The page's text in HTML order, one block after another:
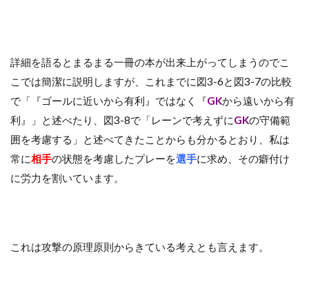
詳細を語るとまるまる一冊の本が出来上がってしまうのでこ
こでは簡潔に説明しますが、これまでに図3-6と図3-7の比較
で「『ゴールに近いから有利』ではなく『GKから遠いから有
利』」と述べたり、図3-8で「レーンで考えずにGKの守備範
囲を考慮する」と述べてきたことからも分かるとおり、私は
常に相手の状態を考慮したプレーを選手に求め、その癖付け
に労力を割いています。
これは攻撃の原理原則からきている考えとも言えます。